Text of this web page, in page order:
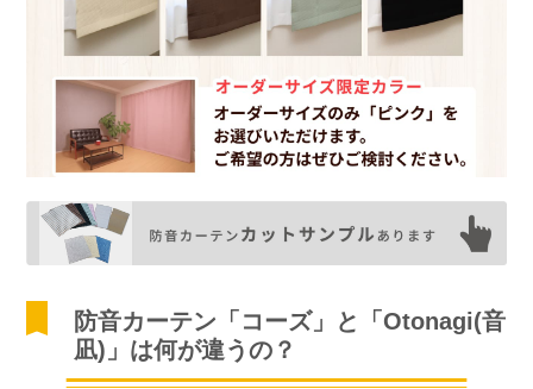
防音カーテン「コーズ」と「Otonagi(音
凪)」は何が違うの？